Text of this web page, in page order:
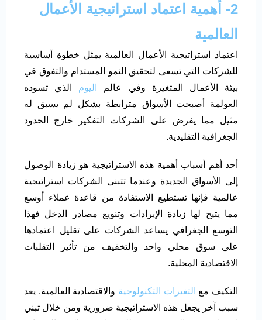
2- أهمية اعتماد استراتيجية الأعمال
العالمية
اعتماد استراتيجية الأعمال العالمية يمثل خطوة أساسية
للشركات التي تسعى لتحقيق النمو المستدام والتفوق في
بيئة الأعمال المتغيرة وفي عالم
اليوم الذي تسوده
العولمة أصبحت الأسواق مترابطة بشكل لم يسبق له
مثيل مما يفرض على الشركات التفكير خارج الحدود
الجغرافية التقليدية.
أحد أهم أسباب أهمية هذه الاستراتيجية هو زيادة الوصول
إلى الأسواق الجديدة وعندما تتبنى الشركات استراتيجية
عالمية فإنها تستطيع الاستفادة من قاعدة عملاء أوسع
مما يتيح لها زيادة الإيرادات وتنويع مصادر الدخل فهذا
التوسع الجغرافي يساعد الشركات على تقليل اعتمادها
على سوق محلي واحد والتخفيف من تأثير التقلبات
الاقتصادية المحلية.
التكيف مع التغيرات التكنولوجية والاقتصادية العالمية. يعد
سبب آخر يجعل هذه الاستراتيجية ضرورية ومن خلال تبني